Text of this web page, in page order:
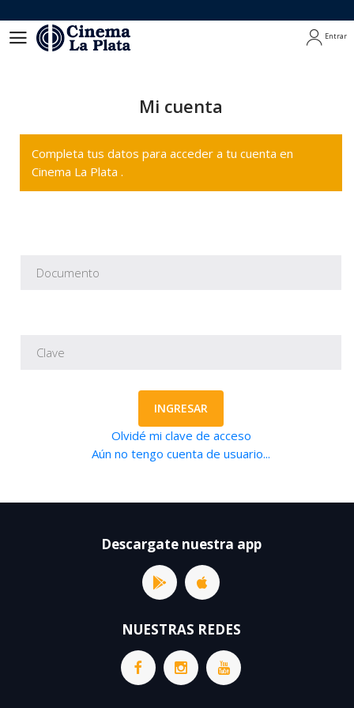
Entrar
Mi cuenta
Completa tus datos para acceder a tu cuenta en
Cinema La Plata .
INGRESAR
Olvidé mi clave de acceso
Aún no tengo cuenta de usuario...
Descargate nuestra app
NUESTRAS REDES